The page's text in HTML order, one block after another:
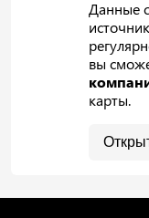
Данные
вы
карты.